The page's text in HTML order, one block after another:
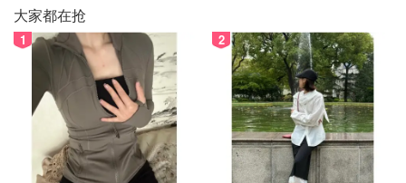
图片来自于@gettinghealthyish ，版权属于原作者
手动打蛋器 & 电动打蛋器 Whisk & Hand Mixer
大家都在抢
1 2